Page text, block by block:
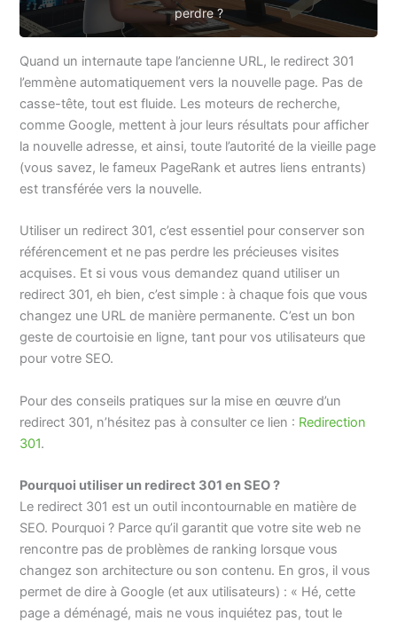
perdre ?
Quand un internaute tape l’ancienne URL, le redirect 301
l’emmène automatiquement vers la nouvelle page. Pas de
casse-tête, tout est fluide. Les moteurs de recherche,
comme Google, mettent à jour leurs résultats pour afficher
la nouvelle adresse, et ainsi, toute l’autorité de la vieille page
(vous savez, le fameux PageRank et autres liens entrants)
est transférée vers la nouvelle.
Utiliser un redirect 301, c’est essentiel pour conserver son
référencement et ne pas perdre les précieuses visites
acquises. Et si vous vous demandez quand utiliser un
redirect 301, eh bien, c’est simple : à chaque fois que vous
changez une URL de manière permanente. C’est un bon
geste de courtoisie en ligne, tant pour vos utilisateurs que
pour votre SEO.
Pour des conseils pratiques sur la mise en œuvre d’un
redirect 301, n’hésitez pas à consulter ce lien : Redirection
301.
Pourquoi utiliser un redirect 301 en SEO ?
Le redirect 301 est un outil incontournable en matière de
SEO. Pourquoi ? Parce qu’il garantit que votre site web ne
rencontre pas de problèmes de ranking lorsque vous
changez son architecture ou son contenu. En gros, il vous
permet de dire à Google (et aux utilisateurs) : « Hé, cette
page a déménagé, mais ne vous inquiétez pas, tout le